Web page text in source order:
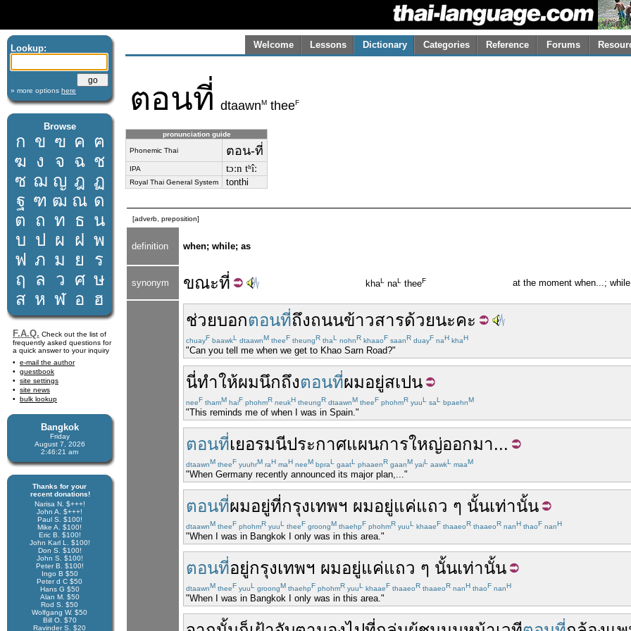
Lookup:
» more options here
Browse
ก ข ฃ ค ฅ
ฆ ง จ ฉ ช
ซ ฌ ญ ฎ ฏ
ฐ ฑ ฒ ณ ด
ต ถ ท ธ น
บ ป ผ ฝ พ
ฟ ภ ม ย
ร
ฤ
ล ว ศ ษ
ส ห ฬ อ ฮ
F.A.Q. Check out the list of
frequently asked questions for
a quick answer to your inquiry
e-mail the author
guestbook
site settings
site news
bulk lookup
Bangkok
Friday
August 7, 2026
2:46:21 am
Thanks for your
recent donations!
Narisa N. $+++!
John A. $+++!
Paul S. $100!
Mike A. $100!
Eric B. $100!
John Karl L. $100!
Don S. $100!
John S. $100!
Peter B. $100!
Ingo B $50
Peter d C $50
Hans G $50
Alan M. $50
Rod S. $50
Wolfgang W. $50
Bill O. $70
Ravinder S. $20
Welcome Lessons Dictionary Categories Reference Forums
ตอนที่ dtaawnM theeF
pronunciation guide
Phonemic Thai ตอน-ที่
IPA tɔːn tʰîː
Royal Thai General System tonthi
[adverb, preposition]
definition when; while; as
synonym ขณะที่ khaL naL theeF at the moment when...;
ช่วยบอกตอนที่ถึงถนนข้าวสารด้วยนะคะ
chuayF baawkL dtaawnM theeF theungR thaL nohnR khaaoF saanR duayF naH khaH
"Can you tell me when we get to Khao Sarn Road?"
นี่ทำให้ผมนึกถึงตอนที่ผมอยู่สเปน
neeF thamM haiF phohmR neukH theungR dtaawnM theeF phohmR yuuL saL bpaehnM
"This reminds me of when I was in Spain."
ตอนที่เยอรมนีประกาศแผนการใหญ่ออกมา...
dtaawnM theeF yuuhrM raH maH neeM bpraL gaatL phaaenR gaanM yaiL aawkL maaM
"When Germany recently announced its major plan,..."
ตอนที่ผมอยู่ที่กรุงเทพฯ ผมอยู่แค่แถว ๆ นั้นเท่านั้น
dtaawnM theeF phohmR yuuL theeF groongM thaehpF phohmR yuuL khaaeF thaaeoR thaaeoR nanH thaoF nanH
"When I was in Bangkok I only was in this area."
ตอนที่อยู่กรุงเทพฯ ผมอยู่แค่แถว ๆ นั้นเท่านั้น
dtaawnM theeF yuuL groongM thaehpF phohmR yuuL khaaeF thaaeoR thaaeoR nanH thaoF nanH
"When I was in Bangkok I only was in this area."